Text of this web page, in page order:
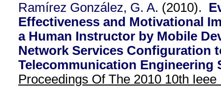
Ramírez González, G. A. (2010).
Effectiveness and Motivational
a Human Instructor by Mobile
Network Services Configuration
Telecommunication Engineering
Proceedings Of The 2010 10th